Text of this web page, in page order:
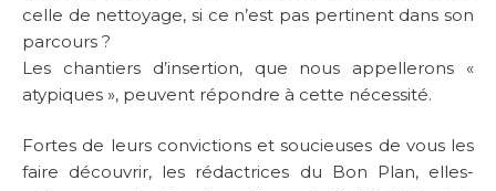
celle de nettoyage, si ce n’est pas pertinent dans son
parcours ?
Les chantiers d’insertion, que nous appellerons «
atypiques », peuvent répondre à cette nécessité.
Fortes de leurs convictions et soucieuses de vous les
faire découvrir, les rédactrices du Bon Plan, elles-